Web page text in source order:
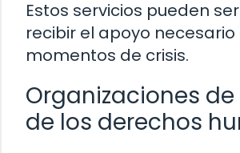
Estos servicios pueden
recibir el apoyo necesario
momentos de crisis.
Organizaciones
de los derechos